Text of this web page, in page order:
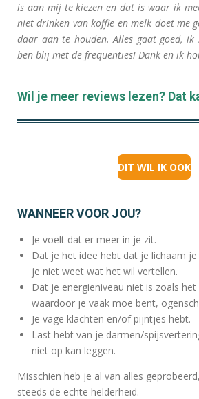
is aan mij te kiezen en dat is waar ik
niet drinken van koffie en melk doet me
daar aan te houden. Alles gaat goed,
ben blij met de frequenties! Dank en ik
Wil je meer reviews lezen? Dat
DIT WIL IK OOK
WANNEER VOOR JOU?
Je voelt dat er meer in je zit.
Dat je het idee hebt dat je lichaam
je niet weet wat het wil vertellen.
Dat je energieniveau niet is zoals het
waardoor je vaak moe bent,
Je vage klachten en/of pijntjes hebt.
Last hebt van je darmen/
niet op kan leggen.
Misschien heb je al van alles
steeds de echte helderheid.